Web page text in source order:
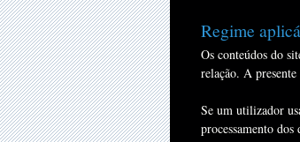
Regime
Os conteúdos do
relação. A presente
Se um utilizador
processamento